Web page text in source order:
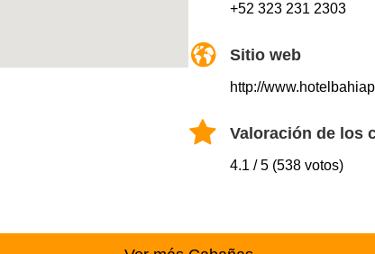
+52 323 231 2303
Sitio web
http://
Valoración de los
4.1 / 5 (538 votos)